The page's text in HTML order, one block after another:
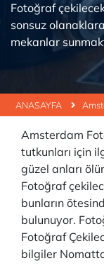
ANASAYFA
Fotoğraf
sonsuz
mekanlar
Amsterdam
tutkunları için
güzel anları
Fotoğraf
bunların
bulunuyor.
Fotoğraf
bilgiler